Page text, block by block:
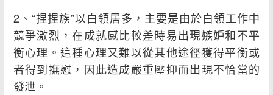
2、“捏捏族”以白領居多，主要是由於白領工作中
競爭激烈，在成就感比較差時易出現嫉妒和不平
衡心理。這種心理又難以從其他途徑獲得平衡或
者得到撫慰，因此造成嚴重壓抑而出現不恰當的
發泄。